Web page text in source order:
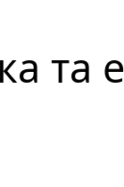
та